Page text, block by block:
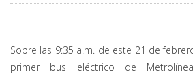
Sobre las 9:35 a.m. de este 21 de
primer bus eléctrico de